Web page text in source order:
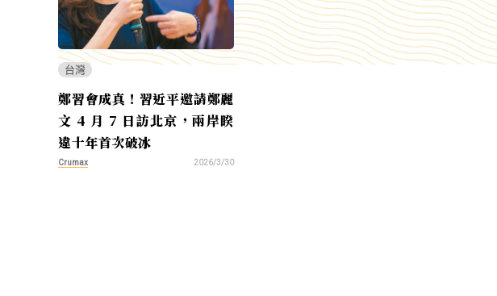
台灣
鄭習會成真！習近平邀請鄭麗
文 4 月 7 日訪北京，兩岸睽
違十年首次破冰
Crumax 2026/3/30